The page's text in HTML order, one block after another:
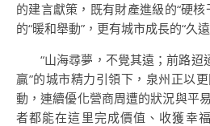
的建言獻策，既有財產進級的“硬
的“暖和舉動”，更有城市成長的“久遠
“山海尋夢，不覺其遠；前路迢
贏”的城市精力引領下，泉州正以
動，連續優化營商周遭的狀況與平
者都能在這里完成價值、收獲幸